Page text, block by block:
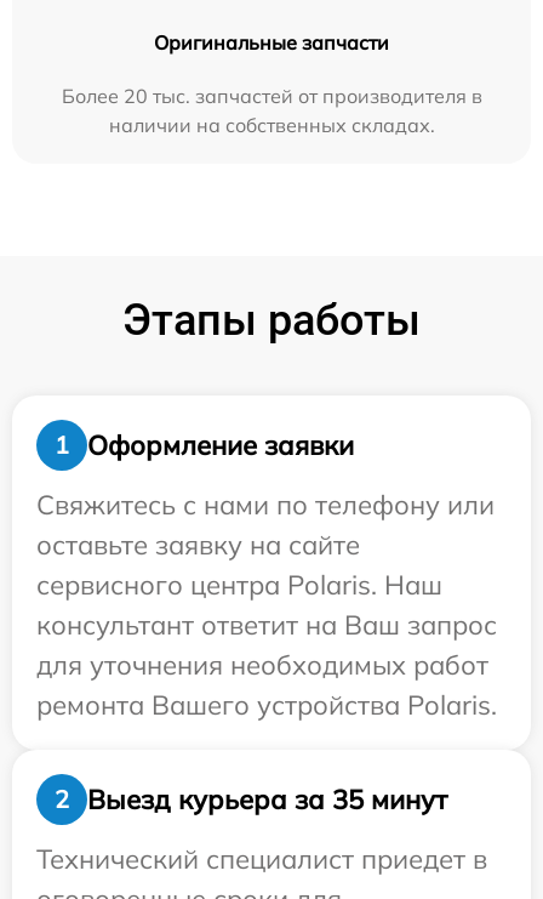
Оригинальные запчасти
Более 20 тыс. запчастей от производителя в
наличии на собственных складах.
Этапы работы
1
Оформление заявки
Свяжитесь с нами по телефону или
оставьте заявку на сайте
сервисного центра Polaris. Наш
консультант ответит на Ваш запрос
для уточнения необходимых работ
ремонта Вашего устройства Polaris.
2
Выезд курьера за 35 минут
Технический специалист приедет в